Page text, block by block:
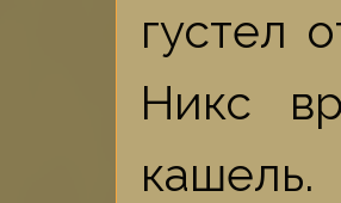
густел
Никс